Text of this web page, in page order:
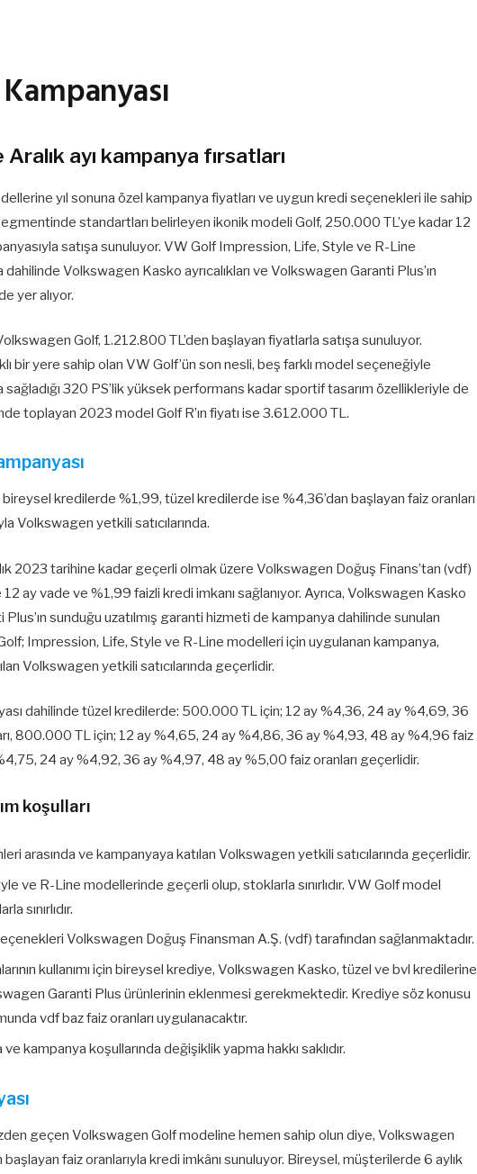
ayı kampanya fırsatları
yıl sonuna özel kampanya fiyatları ve uygun kredi seçenekleri ile sahip
standartları belirleyen ikonik modeli Golf, 250.000 TL’ye kadar 12
satışa sunuluyor. VW Golf Impression, Life, Style ve R-Line
Volkswagen Kasko ayrıcalıkları ve Volkswagen Garanti Plus’ın
yer alıyor.
Golf, 1.212.800 TL’den başlayan fiyatlarla satışa sunuluyor.
bir yere sahip olan VW Golf’ün son nesli, beş farklı model seçeneğiyle
320 PS’lik yüksek performans kadar sportif tasarım özellikleriyle de
toplayan 2023 model Golf R’ın fiyatı ise 3.612.000 TL.
bireysel kredilerde %1,99, tüzel kredilerde ise %4,36’dan başlayan faiz oranları
Volkswagen yetkili satıcılarında.
2023 tarihine kadar geçerli olmak üzere Volkswagen Doğuş Finans’tan (vdf)
ay vade ve %1,99 faizli kredi imkanı sağlanıyor. Ayrıca, Volkswagen Kasko
Plus’ın sunduğu uzatılmış garanti hizmeti de kampanya dahilinde sunulan
Impression, Life, Style ve R-Line modelleri için uygulanan kampanya,
Volkswagen yetkili satıcılarında geçerlidir.
dahilinde tüzel kredilerde: 500.000 TL için; 12 ay %4,36, 24 ay %4,69, 36
800.000 TL için; 12 ay %4,65, 24 ay %4,86, 36 ay %4,93, 48 ay %4,96 faiz
24 ay %4,92, 36 ay %4,97, 48 ay %5,00 faiz oranları geçerlidir.
koşulları
arasında ve kampanyaya katılan Volkswagen yetkili satıcılarında geçerlidir.
ve R-Line modellerinde geçerli olup, stoklarla sınırlıdır. VW Golf model
sınırlıdır.
Volkswagen Doğuş Finansman A.Ş. (vdf) tarafından sağlanmaktadır.
kullanımı için bireysel krediye, Volkswagen Kasko, tüzel ve bvl kredilerine
Garanti Plus ürünlerinin eklenmesi gerekmektedir. Krediye söz konusu
vdf baz faiz oranları uygulanacaktır.
kampanya koşullarında değişiklik yapma hakkı saklıdır.
geçen Volkswagen Golf modeline hemen sahip olun diye, Volkswagen
faiz oranlarıyla kredi imkânı sunuluyor. Bireysel, müşterilerde 6 aylık